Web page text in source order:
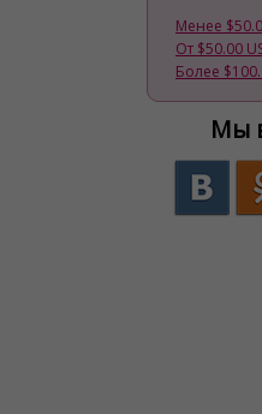
Менее
От $50.00
Более
Мы